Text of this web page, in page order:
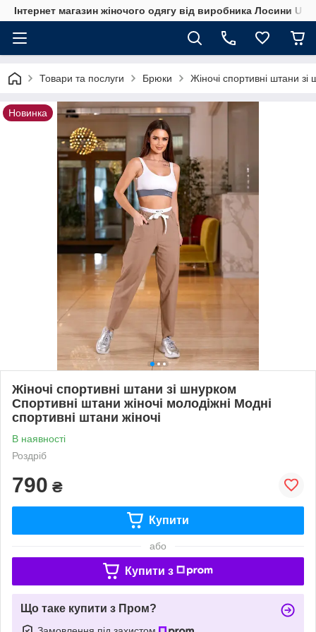
Інтернет магазин жіночого одягу від виробника Лосини UA
Товари та послуги Брюки Жіночі спортивні штани
Новинка
Жіночі спортивні штани зі шнурком
Спортивні штани жіночі молодіжні Модні
спортивні штани жіночі
В наявності
Роздріб
790 ₴
Купити
або
Купити з
Що таке купити з Пром?